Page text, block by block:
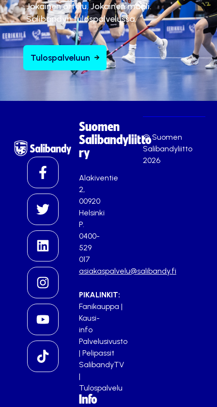
Jokainen ottelu. Jokainen maali.
Salibandyn tulospalvelussa.
Tulospalveluun
Suomen
Salibandyliitto
ry
Alakiventie
2,
00920
Helsinki
P.
0400-
529
017
asiakaspalvelu@salibandy.fi
PIKALINKIT:
Fanikauppa |
Kausi-
info
Palvelusivusto
| Pelipassit
SalibandyTV
|
Tulospalvelu
Info
© Suomen
Salibandyliitto
2026